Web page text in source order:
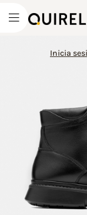
Inicia